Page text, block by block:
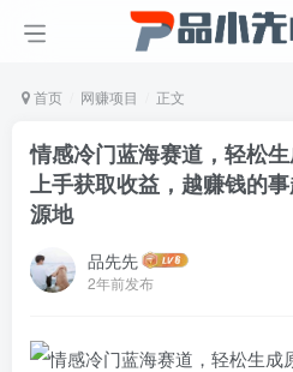
首页 网赚项目 正文
情感冷门蓝海赛道，轻松
上手获取收益，越赚钱的
源地
品先先
2年前发布